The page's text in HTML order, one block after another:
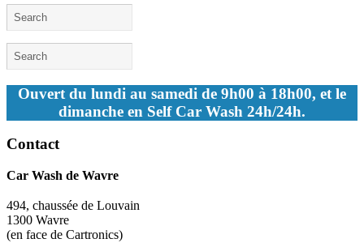
Ouvert du lundi au samedi de 9h00 à 18h00, et le
dimanche en Self Car Wash 24h/24h.
Contact
Car Wash de Wavre
494, chaussée de Louvain
1300 Wavre
(en face de Cartronics)